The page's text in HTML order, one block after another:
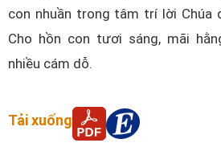
con nhuần trong tâm trí lời Chúa
Cho hồn con tươi sáng, mãi
nhiều cám dỗ.
Tải xuống